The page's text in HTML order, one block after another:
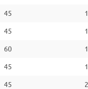
45 1
45 1
60 1
45 1
45 2